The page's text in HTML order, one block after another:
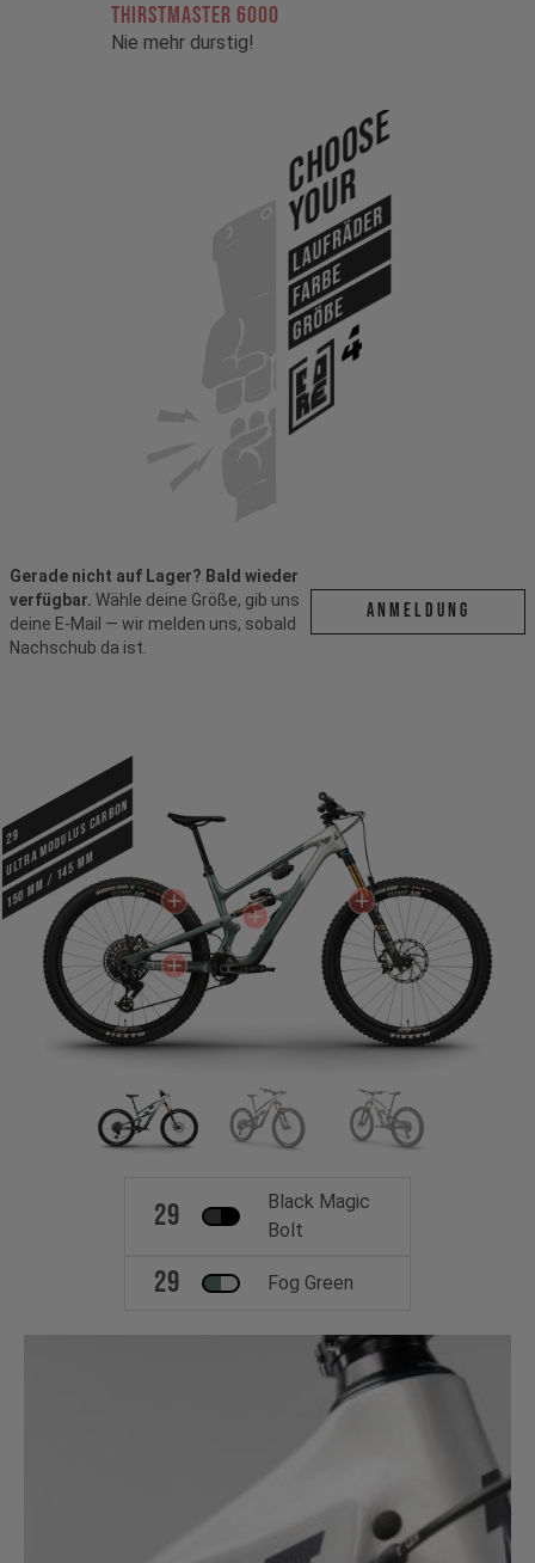
THIRSTMASTER 6000
Nie mehr durstig!
Choose
Your
Laufräder
Farbe
Größe
Gerade nicht auf Lager? Bald wieder
verfügbar. Wähle deine Größe, gib uns
deine E-Mail — wir melden uns, sobald
Nachschub da ist.
ANMELDUNG
29
Ultra Modulus Carbon
150 mm / 145 mm
29
Black Magic
Bolt
29 Fog Green